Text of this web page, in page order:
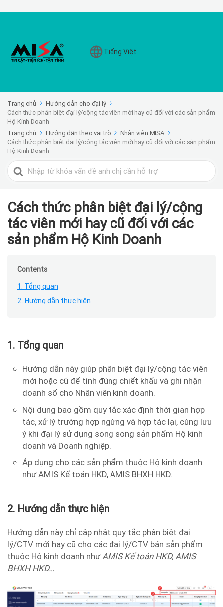
Tiếng Việt
Trang chủ
Hướng dẫn cho đại lý
Cách thức phân biệt đại lý/cộng tác viên mới hay cũ đối với các sản phẩm
Hộ Kinh Doanh
Trang chủ
Hướng dẫn theo vai trò
Nhân viên MISA
Cách thức phân biệt đại lý/cộng tác viên mới hay cũ đối với các sản phẩm
Hộ Kinh Doanh
Search
For
Cách thức phân biệt đại lý/cộng
tác viên mới hay cũ đối với các
sản phẩm Hộ Kinh Doanh
Contents
1. Tổng quan
2. Hướng dẫn thực hiện
1. Tổng quan
Hướng dẫn này giúp phân biệt đại lý/cộng tác viên
mới hoặc cũ để tính đúng chiết khấu và ghi nhận
doanh số cho Nhân viên kinh doanh.
Nội dung bao gồm quy tắc xác định thời gian hợp
tác, xử lý trường hợp ngừng và hợp tác lại, cùng lưu
ý khi đại lý sử dụng song song sản phẩm Hộ kinh
doanh và Doanh nghiệp.
Áp dụng cho các sản phẩm thuộc Hộ kinh doanh
như AMIS Kế toán HKD, AMIS BHXH HKD.
2. Hướng dẫn thực hiện
Hướng dẫn này chỉ cập nhật quy tắc phân biệt đại
lý/CTV mới hay cũ cho các đại lý/CTV bán sản phẩm
thuộc Hộ kinh doanh nhưAMIS Kế toán HKD, AMIS
BHXH HKD…